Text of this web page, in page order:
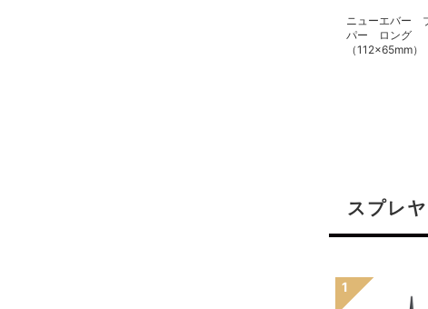
ニューエバー
パー ロング
（112×65mm）
スプレ